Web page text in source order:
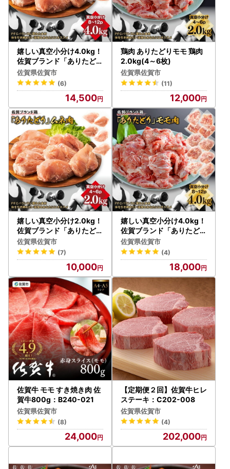
嬉しい真空小分け4.0kg！
佐賀ブランド「ありたどり
」 豊富なたんぱく 鶏胸
肉（8~12枚）：B145-01
1
佐賀県佐賀市
(6)
14,500
鶏肉 ありたどりモモ 鶏肉
2.0kg(4～6枚)
佐賀県佐賀市
(11)
12,000
嬉しい真空小分け2.0kg！
佐賀ブランド「ありたどり
」豊富なたんぱく 鶏胸肉
（4~6枚）：B100-036
佐賀県佐賀市
(7)
10,000
嬉しい真空小分け4.0kg！
佐賀ブランド「ありたどり
」ジューシーモモ肉（8~1
2枚）：B180-050
佐賀県佐賀市
(4)
18,000
佐賀牛 モモ すき焼き肉 佐
賀牛800g：B240-021
佐賀県佐賀市
(8)
24,000
【定期便２回】佐賀牛ヒレ
ステーキ：C202-008
佐賀県佐賀市
(4)
202,000